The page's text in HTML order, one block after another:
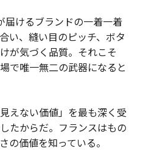
けるブランドの一着一着
い、縫い目のピッチ、ボタ
が気づく品質。それこそ
で唯一無二の武器になると
えない価値」を最も深く受
たからだ。フランスはもの
の価値を知っている。